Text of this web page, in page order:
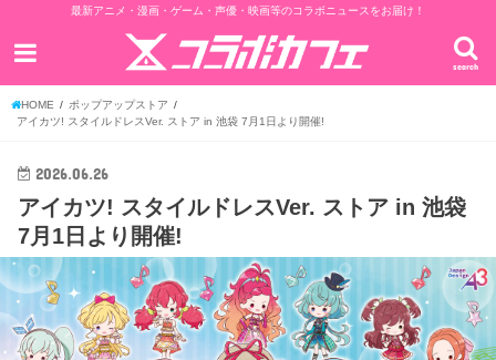
最新アニメ・漫画・ゲーム・声優・映画等のコラボニュースをお届け！
search
HOME
ポップアップストア
アイカツ! スタイルドレスVer. ストア in 池袋 7月1日より開催!
2026.06.26
アイカツ! スタイルドレスVer. ストア in 池袋
7月1日より開催!